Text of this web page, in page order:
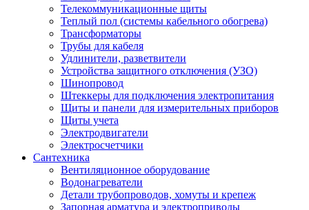
Телекоммуникационные щиты
Теплый пол (системы кабельного обогрева)
Трансформаторы
Трубы для кабеля
Удлинители, разветвители
Устройства защитного отключения (УЗО)
Шинопровод
Штеккеры для подключения электропитания
Щиты и панели для измерительных приборов
Щиты учета
Электродвигатели
Электросчетчики
Сантехника
Вентиляционное оборудование
Водонагреватели
Детали трубопроводов, хомуты и крепеж
Запорная арматура и электроприводы